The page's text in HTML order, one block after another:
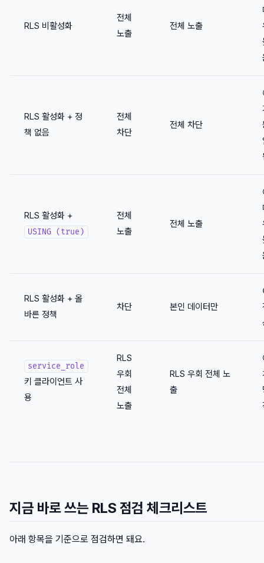
RLS 비활성화
전체
노출
전체 노출
RLS 활성화 + 정
책 없음
전체
차단
전체 차단
RLS 활성화 +
USING (true)
전체
노출
전체 노출
RLS 활성화 + 올
바른 정책
차단 본인 데이터만
service_role
키 클라이언트 사
용
RLS
우회
전체
노출
RLS 우회 전체 노
출
지금 바로 쓰는 RLS 점검 체크리스트
아래 항목을 기준으로 점검하면 돼요.